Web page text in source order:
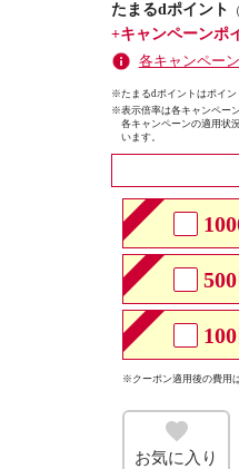
たまるdポイント
+キャンペーンポ
各キャンペー
※たまるdポイントはポイン
※表示倍率は各キャンペー
各キャンペーンの適用状
います。
※クーポン適用後の費用
お気に入り